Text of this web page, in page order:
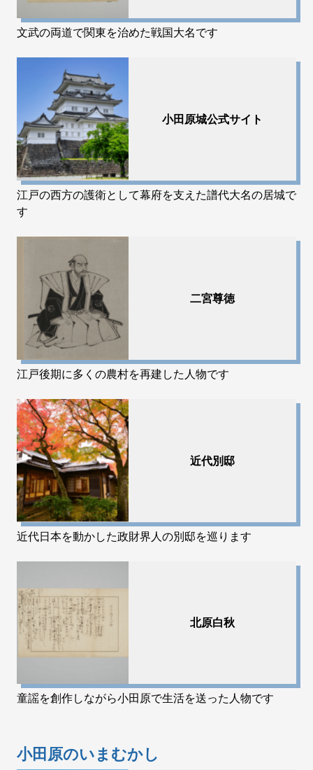
文武の両道で関東を治めた戦国大名です
小田原城公式サイト
江戸の西方の護衛として幕府を支えた譜代大名の居城で
す
二宮尊徳
江戸後期に多くの農村を再建した人物です
近代別邸
近代日本を動かした政財界人の別邸を巡ります
北原白秋
童謡を創作しながら小田原で生活を送った人物です
小田原のいまむかし